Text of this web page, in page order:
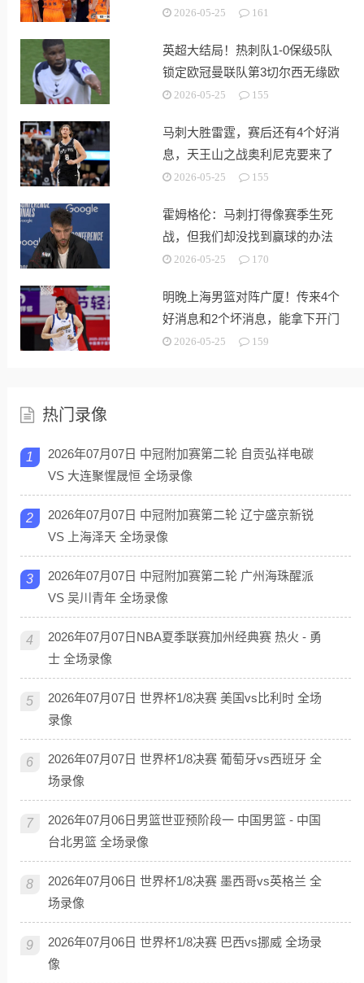
出战！
2026-05-25 161
英超大结局！热刺队1-0保级5队
锁定欧冠曼联队第3切尔西无缘欧
战2026-05-25 155
马刺大胜雷霆，赛后还有4个好消
息，天王山之战奥利尼克要来了
2026-05-25 155
霍姆格伦：马刺打得像赛季生死
战，但我们却没找到赢球的办法
2026-05-25 170
明晚上海男篮对阵广厦！传来4个
好消息和2个坏消息，能拿下开门
红2026-05-25 159
热门录像
1
2026年07月07日 中冠附加赛第二轮 自贡弘祥电碳
VS 大连聚惺晟恒 全场录像
2
2026年07月07日 中冠附加赛第二轮 辽宁盛京新锐
VS 上海泽天 全场录像
3
2026年07月07日 中冠附加赛第二轮 广州海珠醒派
VS 吴川青年 全场录像
4
2026年07月07日NBA夏季联赛加州经典赛 热火 - 勇
士 全场录像
5
2026年07月07日 世界杯1/8决赛 美国vs比利时 全场
录像
6
2026年07月07日 世界杯1/8决赛 葡萄牙vs西班牙 全
场录像
7
2026年07月06日男篮世亚预阶段一 中国男篮 - 中国
台北男篮 全场录像
8
2026年07月06日 世界杯1/8决赛 墨西哥vs英格兰 全
场录像
9
2026年07月06日 世界杯1/8决赛 巴西vs挪威 全场录
像